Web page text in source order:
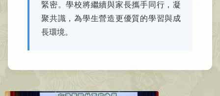
緊密。學校將繼續與家長攜手同行，凝
聚共識，為學生營造更優質的學習與成
長環境。